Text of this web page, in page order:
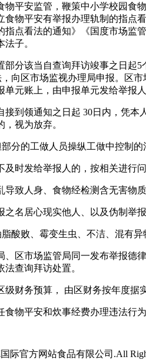
安监管，鞭策中小学校园食物
食物平安有举报办理轨制的指点
指点看法的通知》《国度市场监
子。
该当自查询拜访竣事之日起5
向区市场监视办理局申报。区
元账上，由申报单元发给举报人
领通知之日起 30日内，凭本
视为放弃。
的工做人员操纵工做中控制的
发给举报人的，按相关进行问
人身、食物经检测含无害物质
居心现实他人、以及伪制举报
败、霉变生虫、不洁、混有异
市场监管局同一发布举报德律
查询拜访处置。
务预算， 由区财务按年度据实
平安和炊事经费办理违法行为
际官方网站食品有限公司.All